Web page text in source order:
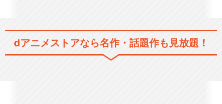
dアニメストアなら名作・話題作も見放題！